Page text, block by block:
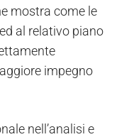
mostra come le
al relativo piano
impegno
nell’analisi e